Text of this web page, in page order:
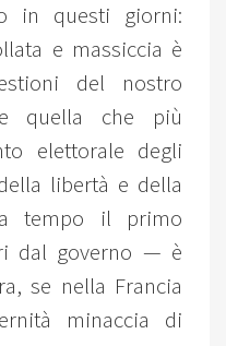
in questi giorni:
e massiccia è
del nostro
quella che più
elettorale degli
libertà e della
tempo il primo
dal governo — è
se nella Francia
minaccia di